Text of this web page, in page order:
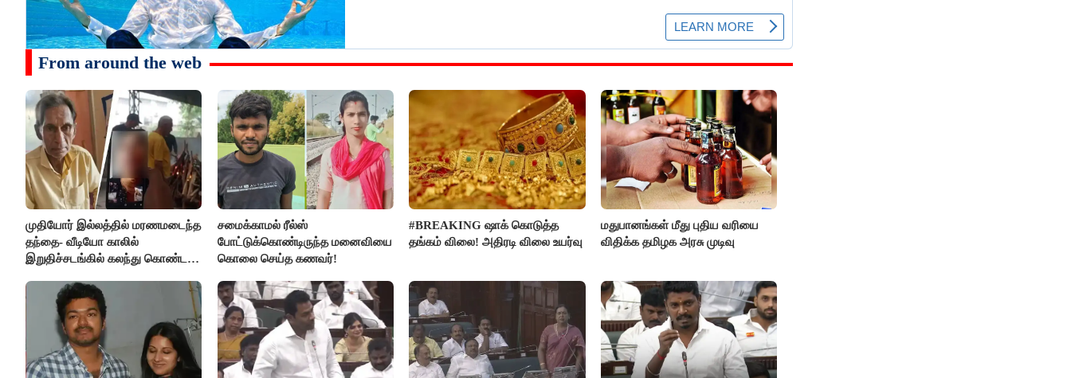
From around the web
முதியோர் இல்லத்தில் மரணமடைந்த
தந்தை- வீடியோ காலில்
இறுதிச்சடங்கில் கலந்து கொண்ட
சமைக்காமல் ரீல்ஸ்
போட்டுக்கொண்டிருந்த மனைவியை
கொலை செய்த கணவர்!
#BREAKING ஷாக் கொடுத்த
தங்கம் விலை! அதிரடி விலை உயர்வு
மதுபானங்கள் மீது புதிய வரியை
விதிக்க தமிழக அரசு முடிவு